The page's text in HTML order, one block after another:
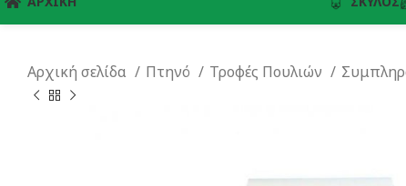
Αρχική σελίδα Πτηνό Τροφές Πουλιών